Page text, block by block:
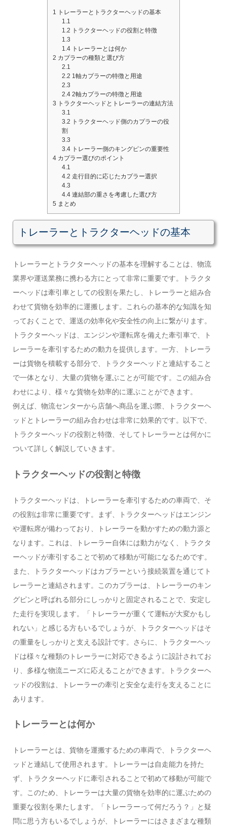
1 トレーラーとトラクターヘッドの基本
1.1
1.2 トラクターヘッドの役割と特徴
1.3
1.4 トレーラーとは何か
2 カプラーの種類と選び方
2.1
2.2 1軸カプラーの特徴と用途
2.3
2.4 2軸カプラーの特徴と用途
3 トラクターヘッドとトレーラーの連結方法
3.1
3.2 トラクターヘッド側のカプラーの役
割
3.3
3.4 トレーラー側のキングピンの重要性
4 カプラー選びのポイント
4.1
4.2 走行目的に応じたカプラー選択
4.3
4.4 連結部の重さを考慮した選び方
5 まとめ
トレーラーとトラクターヘッドの基本
トレーラーとトラクターヘッドの基本を理解することは、物流
業界や運送業務に携わる方にとって非常に重要です。トラクタ
ーヘッドは牽引車としての役割を果たし、トレーラーと組み合
わせて貨物を効率的に運搬します。これらの基本的な知識を知
っておくことで、運送の効率化や安全性の向上に繋がります。
トラクターヘッドは、エンジンや運転席を備えた牽引車で、ト
レーラーを牽引するための動力を提供します。一方、トレーラ
ーは貨物を積載する部分で、トラクターヘッドと連結すること
で一体となり、大量の貨物を運ぶことが可能です。この組み合
わせにより、様々な貨物を効率的に運ぶことができます。
例えば、物流センターから店舗へ商品を運ぶ際、トラクターヘ
ッドとトレーラーの組み合わせは非常に効果的です。以下で、
トラクターヘッドの役割と特徴、そしてトレーラーとは何かに
ついて詳しく解説していきます。
トラクターヘッドの役割と特徴
トラクターヘッドは、トレーラーを牽引するための車両で、そ
の役割は非常に重要です。まず、トラクターヘッドはエンジン
や運転席が備わっており、トレーラーを動かすための動力源と
なります。これは、トレーラー自体には動力がなく、トラクタ
ーヘッドが牽引することで初めて移動が可能になるためです。
また、トラクターヘッドはカプラーという接続装置を通じてト
レーラーと連結されます。このカプラーは、トレーラーのキン
グピンと呼ばれる部分にしっかりと固定されることで、安定し
た走行を実現します。「トレーラーが重くて運転が大変かもし
れない」と感じる方もいるでしょうが、トラクターヘッドはそ
の重量をしっかりと支える設計です。さらに、トラクターヘッ
ドは様々な種類のトレーラーに対応できるように設計されてお
り、多様な物流ニーズに応えることができます。トラクターヘ
ッドの役割は、トレーラーの牽引と安全な走行を支えることに
あります。
トレーラーとは何か
トレーラーとは、貨物を運搬するための車両で、トラクターヘ
ッドと連結して使用されます。トレーラーは自走能力を持た
ず、トラクターヘッドに牽引されることで初めて移動が可能で
す。このため、トレーラーは大量の貨物を効率的に運ぶための
重要な役割を果たします。「トレーラーって何だろう？」と疑
問に思う方もいるでしょうが、トレーラーにはさまざまな種類